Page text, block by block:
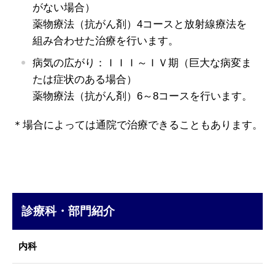
がない場合）
薬物療法（抗がん剤）4コースと放射線療法を
組み合わせた治療を行います。
病気の広がり：ＩＩＩ～ＩＶ期（巨大な病変ま
たは症状のある場合）
薬物療法（抗がん剤）6～8コースを行います。
＊場合によっては通院で治療できることもあります。
診療科・部門紹介
内科